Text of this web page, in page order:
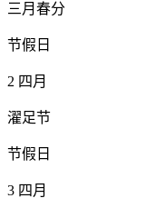
三月春分
节假日
2 四月
濯足节
节假日
3 四月